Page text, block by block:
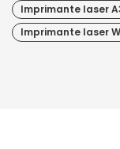
Imprimante laser
Imprimante laser